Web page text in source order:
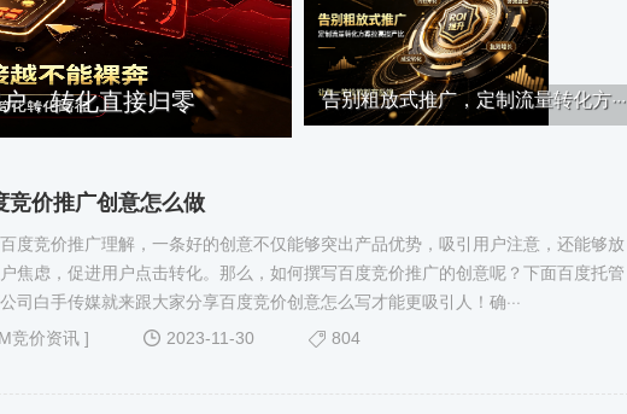
，转化直接归零 告别粗放式推广，定制流量转化方···
竞价推广创意怎么做
度竞价推广理解，一条好的创意不仅能够突出产品优势，吸引用户注意，还能够放
焦虑，促进用户点击转化。那么，如何撰写百度竞价推广的创意呢？下面百度托管
司白手传媒就来跟大家分享百度竞价创意怎么写才能更吸引人！确···
竞价资讯 ] 2023-11-30 804